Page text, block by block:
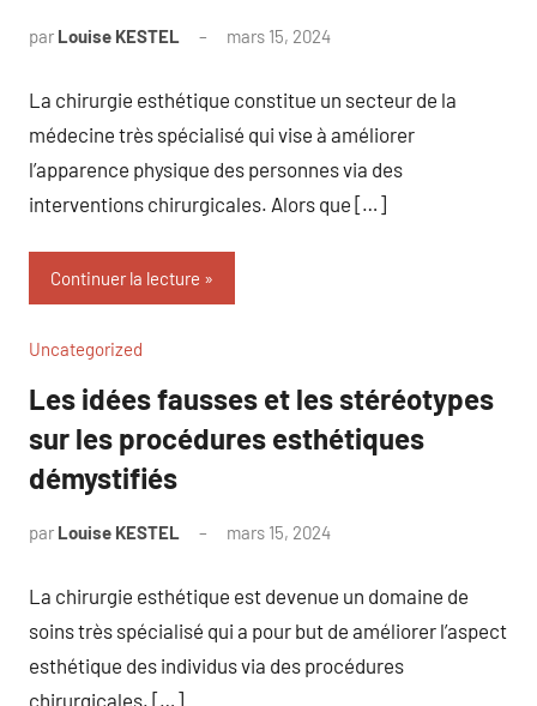
par Louise KESTEL mars 15, 2024
La chirurgie esthétique constitue un secteur de la
médecine très spécialisé qui vise à améliorer
l’apparence physique des personnes via des
interventions chirurgicales. Alors que […]
Continuer la lecture
Uncategorized
Les idées fausses et les stéréotypes
sur les procédures esthétiques
démystifiés
par Louise KESTEL mars 15, 2024
La chirurgie esthétique est devenue un domaine de
soins très spécialisé qui a pour but de améliorer l’aspect
esthétique des individus via des procédures
chirurgicales. […]